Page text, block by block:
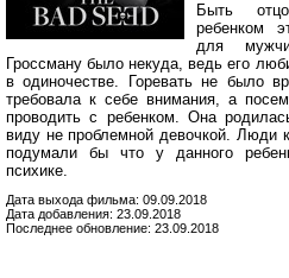
Быть
ребенком
для
Гроссману было некуда, ведь его
в одиночестве. Горевать не было
требовала к себе внимания, а
проводить с ребенком. Она
виду не проблемной девочкой. Люди
подумали бы что у данного
психике.
Дата выхода фильма: 09.09.2018
Дата добавления: 23.09.2018
Последнее обновление: 23.09.2018